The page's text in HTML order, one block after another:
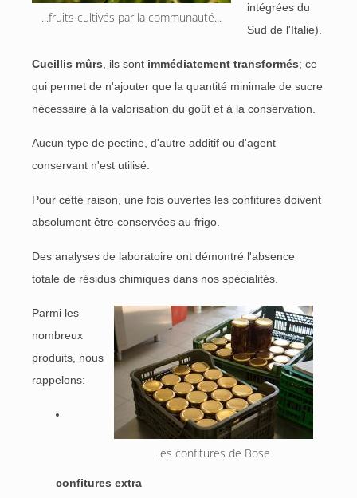
...fruits cultivés par la communauté...
intégrées du
Sud de l'Italie).
Cueillis mûrs , ils sont immédiatement transformés; ce
qui permet de n'ajouter que la quantité minimale de sucre
nécessaire à la valorisation du goût et à la conservation.
Aucun type de pectine, d'autre additif ou d'agent
conservant n'est utilisé.
Pour cette raison, une fois ouvertes les confitures doivent
absolument être conservées au frigo.
Des analyses de laboratoire ont démontré l'absence
totale de résidus chimiques dans nos spécialités.
les confitures de Bose
Parmi les
nombreux
produits, nous
rappelons:
confitures extra